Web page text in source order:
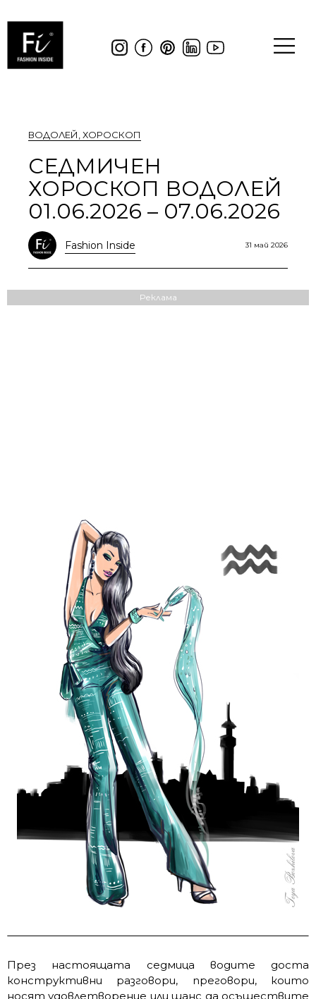
ВОДОЛЕЙ ХОРОСКОП
СЕДМИЧЕН
ХОРОСКОП ВОДОЛЕЙ
01.06.2026 – 07.06.2026
Fashion Inside 31 май 2026
Реклама
През настоящата седмица водите доста
конструктивни разговори, преговори, които
носят удовлетворение или шанс да осъществите